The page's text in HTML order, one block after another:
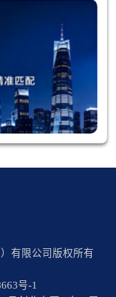
有限公司版权所有
号-1